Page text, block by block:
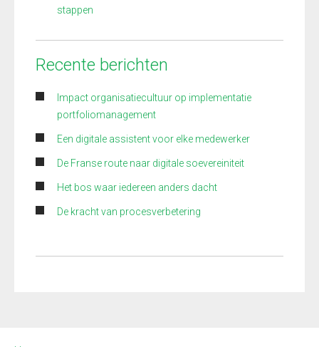
stappen
Recente berichten
Impact organisatiecultuur op implementatie
portfoliomanagement
Een digitale assistent voor elke medewerker
De Franse route naar digitale soevereiniteit
Het bos waar iedereen anders dacht
De kracht van procesverbetering